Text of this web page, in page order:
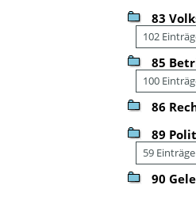
83
102
85
100
86
89
59 Einträge
90